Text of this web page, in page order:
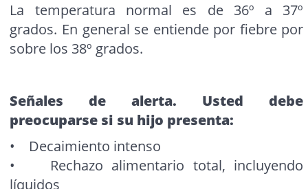
La temperatura normal es de 36º a 37º
grados. En general se entiende por fiebre por
sobre los 38º grados.
Señales de alerta. Usted debe
preocuparse si su hijo presenta:
• Decaimiento intenso
• Rechazo alimentario total, incluyendo
líquidos